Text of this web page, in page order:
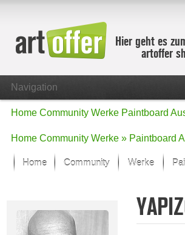
Hier geht es
artoffer
Navigation
Home Community Werke Paintboard
Home Community Werke » Paintboard
Home Community Werke
Der letzte
Alle Fokus-